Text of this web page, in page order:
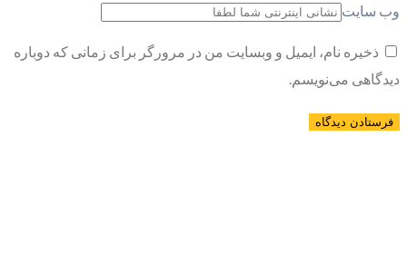
وب سایت
ذخیره نام، ایمیل و وبسایت من در مرورگر برای زمانی که دوباره
دیدگاهی می‌نویسم.